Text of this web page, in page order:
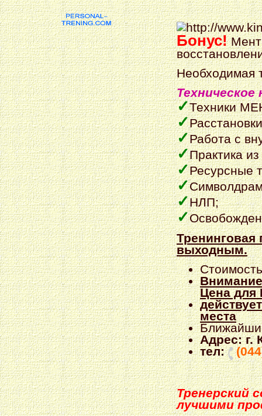
Бонус!
Необходимая
✓Техники
✓
✓Работа с
✓Практика
✓Ресурсные
✓
✓НЛП;
✓
Тренинговая
выходным.
Цена для
места
Адрес: г.
тел:
Тренерский
лучшими